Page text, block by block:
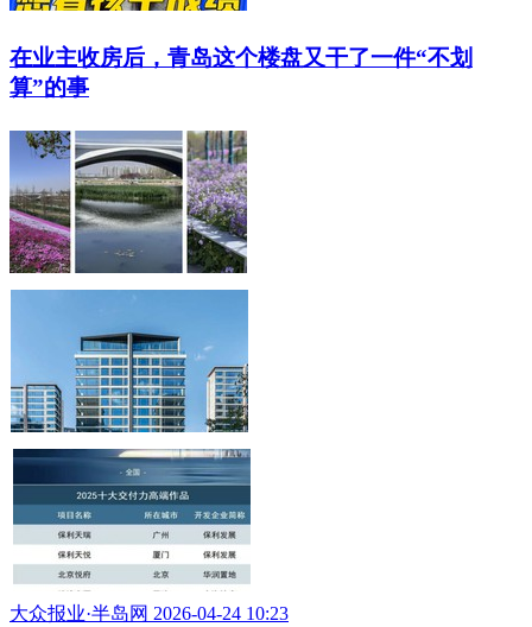
在业主收房后，青岛这个楼盘又干了一件“不划
算”的事
大众报业·半岛网 2026-04-24 10:23